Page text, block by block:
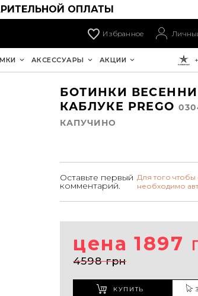
ОПЛАТЫ
Избранное
К ОПЛАТЕ:
АКСЕССУАРЫ АКЦИИ
БОТИНКИ
КАБЛУКЕ PREGO
КАПУЧИНО
Оставьте первый
комментарий.
Для того чтобы
необходимо
цена 1897
4598 грн
КУПИТЬ